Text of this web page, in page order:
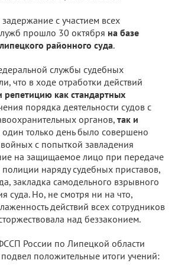
с участием всех
прошло 30 октября на базе
районного суда.
службы судебных
что в ходе отработки действий
репетицию как стандартных
порядка деятельности судов с
органов, так и
один только день было совершено
с попыткой завладения
на защищаемое лицо при передаче
наряду судебных приставов,
закладка самодельного взрывного
суда. Но, не смотря ни на что,
действий всех сотрудников
над беззаконием.
России по Липецкой области
подвел положительные итоги учений: